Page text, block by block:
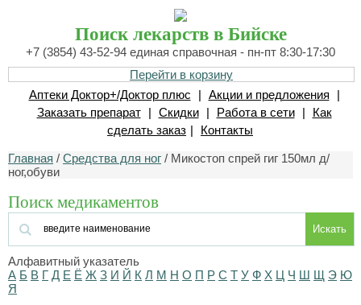
Поиск лекарств в Бийске
+7 (3854) 43-52-94 единая справочная - пн-пт 8:30-17:30
Перейти в корзину
Аптеки Доктор+/Доктор плюс
| Акции и предложения
|
Заказать препарат
| Скидки | Работа в сети |
Как
сделать заказ | Контакты
Главная / Средства для ног / Микостоп спрей гиг 150мл д/
ног,обуви
Поиск медикаментов
Искать
Алфавитный указатель
А Б В Г Д Е Ё Ж З И Й К Л М Н О П Р С Т У Ф Х Ц Ч Ш Щ Э Ю
Я